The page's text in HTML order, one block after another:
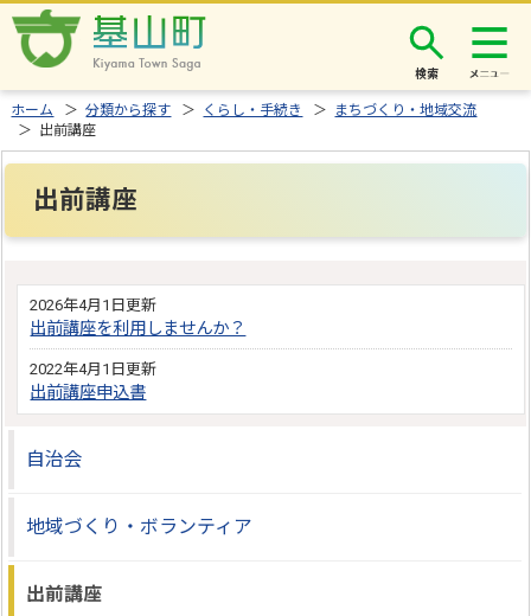
検索
ホーム ＞分類から探す ＞ くらし・手続き ＞
まちづくり・地域交流
＞ 出前講座
出前講座
2026年4月1日更新
出前講座を利用しませんか？
2022年4月1日更新
出前講座申込書
自治会
地域づくり・ボランティア
出前講座